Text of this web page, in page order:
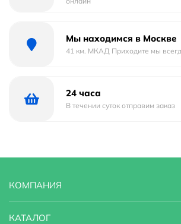
Мы находимся в Москве
41 км. МКАД Приходите мы
24 часа
В течении суток отправим заказ
КОМПАНИЯ
КАТАЛОГ